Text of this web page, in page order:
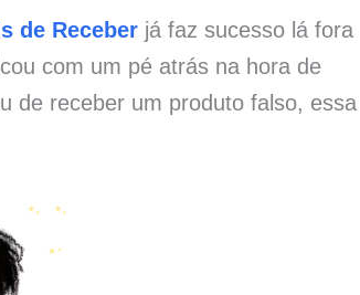
de Receber já faz sucesso lá fora
com um pé atrás na hora de
de receber um produto falso, essa